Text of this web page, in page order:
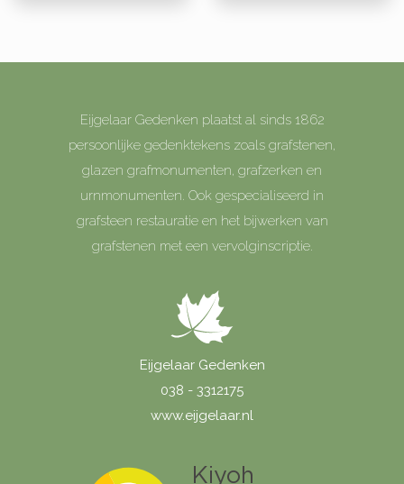
Eijgelaar Gedenken plaatst al sinds 1862
persoonlijke gedenktekens zoals grafstenen,
glazen grafmonumenten, grafzerken en
urnmonumenten. Ook gespecialiseerd in
grafsteen restauratie en het bijwerken van
grafstenen met een vervolginscriptie.
Eijgelaar Gedenken
038 - 3312175
www.eijgelaar.nl